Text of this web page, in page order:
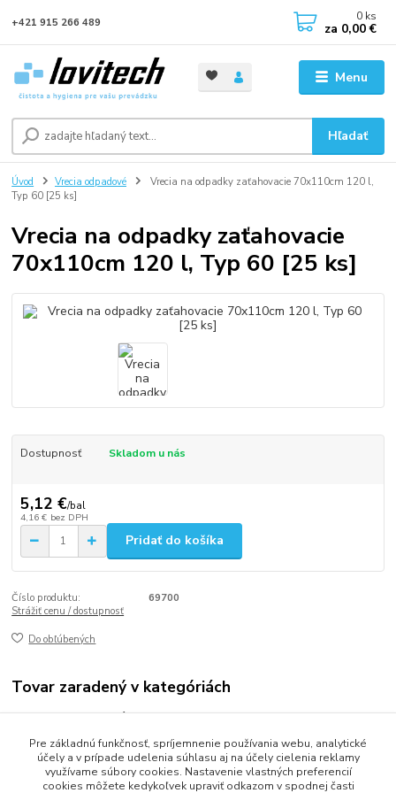
Menu
Hľadať
+421 915 266 489 0 ks
za 0,00 €
Úvod Vrecia odpadové
Vrecia na odpadky zaťahovacie 70x110cm 120 l,
Typ 60 [25 ks]
Vrecia na odpadky zaťahovacie
70x110cm 120 l, Typ 60 [25 ks]
Dostupnosť Skladom u nás
5,12 €/bal
4,16 € bez DPH
Pridať do košíka
Číslo produktu:
69700
Strážiť cenu / dostupnosť
Do obľúbených
Tovar zaradený v kategóriách
Vrecia odpadové
Vrecia 120-140L
Pre základnú funkčnosť, spríjemnenie používania webu, analytické
účely a v prípade udelenia súhlasu aj na účely cielenia reklamy
využívame súbory cookies. Nastavenie vlastných preferencií
cookies môžete kedykoľvek upraviť odkazom v spodnej časti